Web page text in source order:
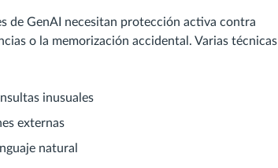
de GenAI necesitan protección activa contra
o la memorización accidental. Varias técnicas
inusuales
externas
natural